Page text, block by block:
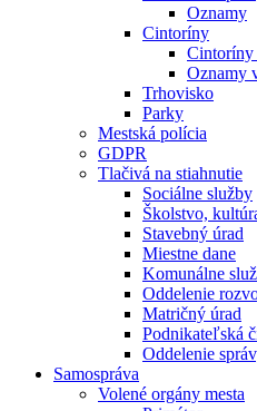
Oznamy
Cintoríny
Cintoríny
Oznamy
Trhovisko
Parky
Mestská polícia
GDPR
Tlačivá na stiahnutie
Sociálne služby
Školstvo,
Stavebný úrad
Miestne dane
Komunálne
Oddelenie
Matričný úrad
Podnikateľská
Oddelenie
Samospráva
Volené orgány mesta